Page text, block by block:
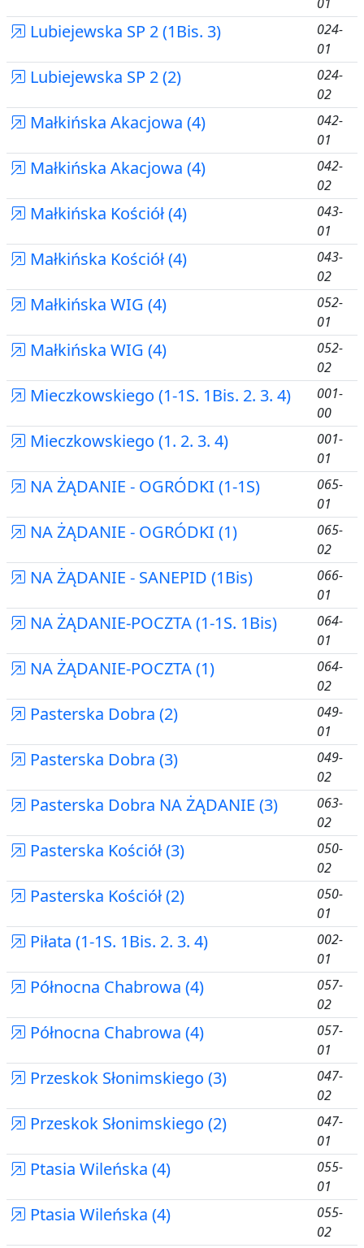
Lubiejewska SP 2 (1Bis. 3)
024-
01
Lubiejewska SP 2 (2)
024-
02
Małkińska Akacjowa (4)
042-
01
Małkińska Akacjowa (4)
042-
02
Małkińska Kościół (4)
043-
01
Małkińska Kościół (4)
043-
02
Małkińska WIG (4)
052-
01
Małkińska WIG (4)
052-
02
Mieczkowskiego (1-1S. 1Bis. 2. 3. 4)
001-
00
Mieczkowskiego (1. 2. 3. 4)
001-
01
NA ŻĄDANIE - OGRÓDKI (1-1S)
065-
01
NA ŻĄDANIE - OGRÓDKI (1)
065-
02
NA ŻĄDANIE - SANEPID (1Bis)
066-
01
NA ŻĄDANIE-POCZTA (1-1S. 1Bis)
064-
01
NA ŻĄDANIE-POCZTA (1)
064-
02
Pasterska Dobra (2)
049-
01
Pasterska Dobra (3)
049-
02
Pasterska Dobra NA ŻĄDANIE (3)
063-
02
Pasterska Kościół (3)
050-
02
Pasterska Kościół (2)
050-
01
Piłata (1-1S. 1Bis. 2. 3. 4)
002-
01
Północna Chabrowa (4)
057-
02
Północna Chabrowa (4)
057-
01
Przeskok Słonimskiego (3)
047-
02
Przeskok Słonimskiego (2)
047-
01
Ptasia Wileńska (4)
055-
01
Ptasia Wileńska (4)
055-
02